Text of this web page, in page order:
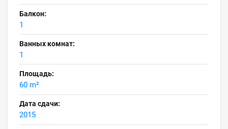
Балкон:
1
Ванных комнат:
1
Площадь:
60 m²
Дата сдачи:
2015